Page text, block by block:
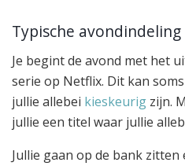
Typische avondindeling
Je begint de avond met het
serie op Netflix. Dit kan
jullie allebei kieskeurig zijn.
jullie een titel waar jullie
Jullie gaan op de bank